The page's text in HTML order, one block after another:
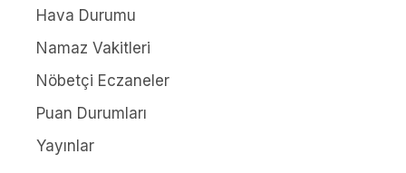
Hava Durumu
Namaz Vakitleri
Nöbetçi Eczaneler
Puan Durumları
Yayınlar